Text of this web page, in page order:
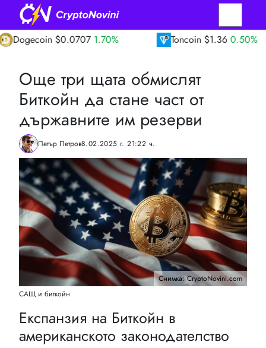
$0.0707 1.70% Toncoin $1.36 0.50%
Още три щата обмислят
Биткойн да стане част от
държавните им резерви
Петър Петров8.02.2025 г. 21:22 ч.
Снимка: CryptoNovini.com
САЩ и биткойн
Експанзия на Биткойн в
американското законодателство